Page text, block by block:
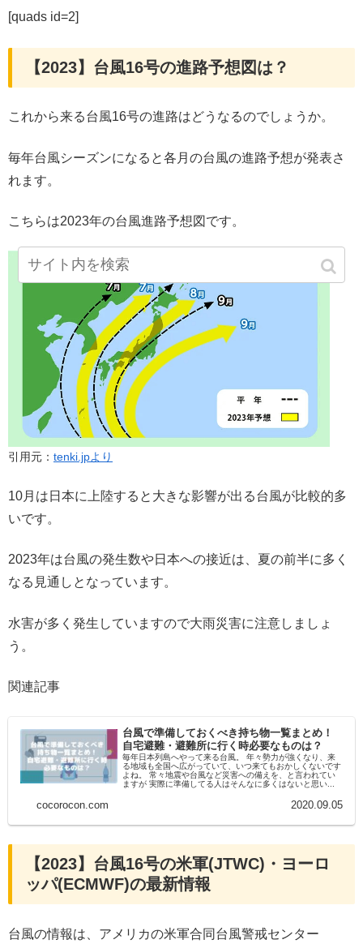
[quads id=2]
【2023】台風16号の進路予想図は？
これから来る台風16号の進路はどうなるのでしょうか。
毎年台風シーズンになると各月の台風の進路予想が発表さ
れます。
こちらは2023年の台風進路予想図です。
引用元： tenki.jpより
10月は日本に上陸すると大きな影響が出る台風が比較的多
いです。
2023年は台風の発生数や日本への接近は、夏の前半に多く
なる見通しとなっています。
水害が多く発生していますので大雨災害に注意しましょ
う。
関連記事
台風で準備しておくべき持ち物一覧まとめ！
自宅避難・避難所に行く時必要なものは？
毎年日本列島へやって来る台風。 年々勢力が強くなり、来
る地域も全国へ広がっていて、いつ来てもおかしくないです
よね。 常々地震や台風など災害への備えを、と言われてい
ますが 実際に準備してる人はそんなに多くはないと思い...
cocorocon.com 2020.09.05
【2023】台風16号の米軍(JTWC)・ヨーロ
ッパ(ECMWF)の最新情報
台風の情報は、アメリカの米軍合同台風警戒センター